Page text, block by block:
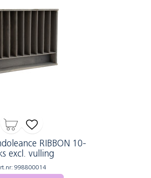
RIBBON 10-
excl. vulling
998800014